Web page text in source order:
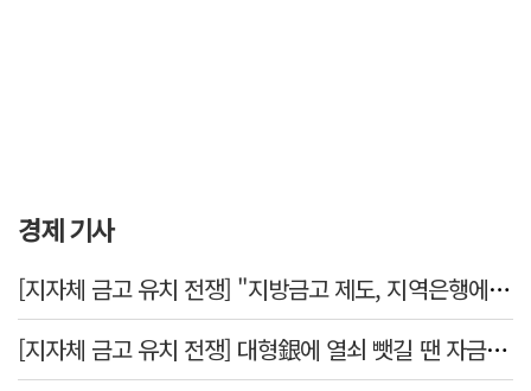
경제 기사
[지자체 금고 유치 전쟁] "지방금고 제도, 지역은행에 불리"
[지자체 금고 유치 전쟁] 대형銀에 열쇠 뺏길 땐 자금 역외 유출→재투자 선순환 붕괴